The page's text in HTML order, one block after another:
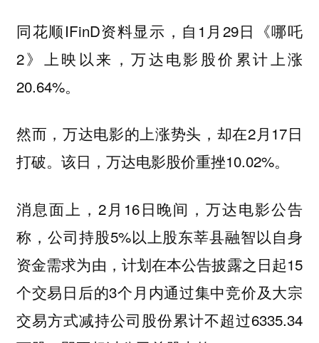
同花顺IFinD资料显示，自1月29日《哪吒
2》上映以来，万达电影股价累计上涨
20.64%。
然而，万达电影的上涨势头，却在2月17日
打破。该日，万达电影股价重挫10.02%。
消息面上，2月16日晚间，万达电影公告
称，公司持股5%以上股东莘县融智以自身
资金需求为由，计划在本公告披露之日起15
个交易日后的3个月内通过集中竞价及大宗
交易方式减持公司股份累计不超过6335.34